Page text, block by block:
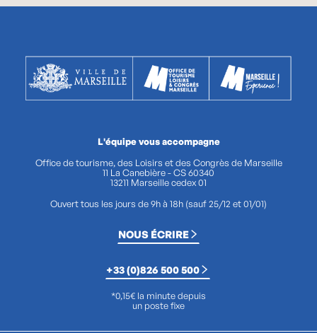
L'équipe vous accompagne
Office de tourisme, des Loisirs et des Congrès de Marseille
11 La Canebière - CS 60340
13211 Marseille cedex 01
Ouvert tous les jours de 9h à 18h (sauf 25/12 et 01/01)
NOUS ÉCRIRE
+33 (0)826 500 500
*0,15€ la minute depuis
un poste fixe